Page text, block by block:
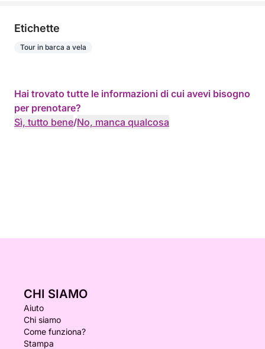
Etichette
Tour in barca a vela
Hai trovato tutte le informazioni di cui avevi bisogno
per prenotare?
Sì, tutto bene/No, manca qualcosa
CHI SIAMO
Aiuto
Chi siamo
Come funziona?
Stampa